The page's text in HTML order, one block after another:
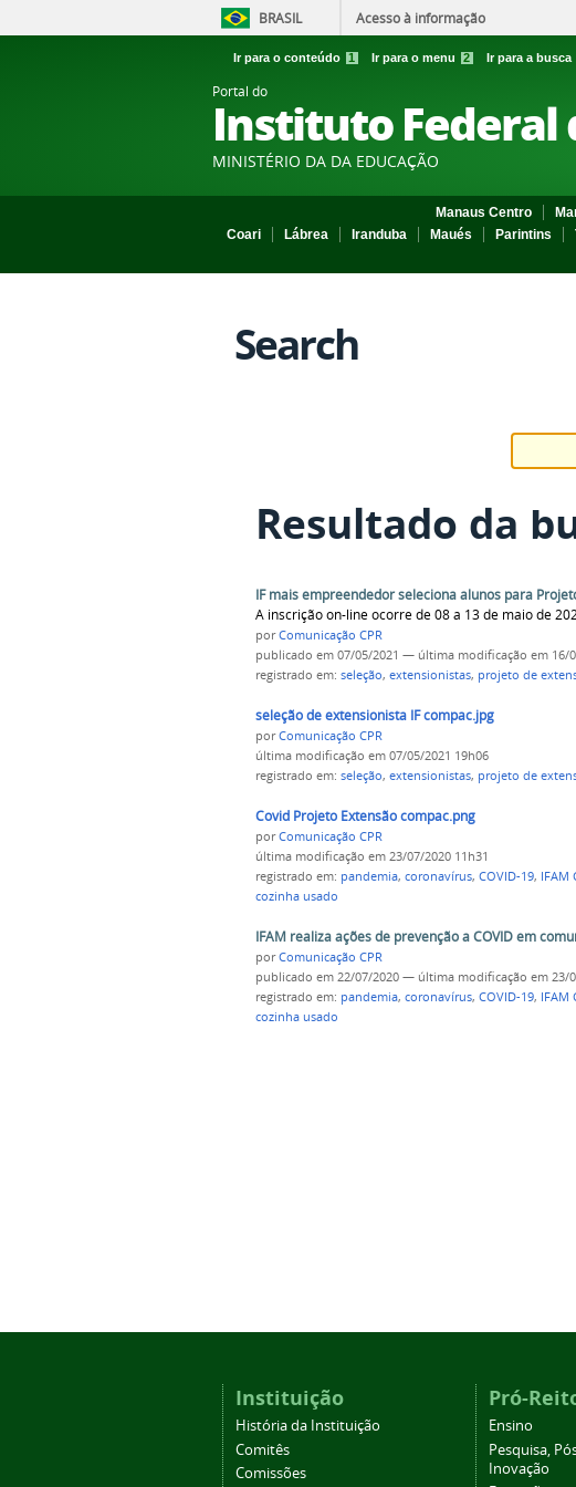
BRASIL Acesso à informação
Ir para o conteúdo 1 Ir para o menu 2 Ir para a busca
Portal do
Instituto Federal
MINISTÉRIO DA DA EDUCAÇÃO
Manaus Centro
Coari
Lábrea Iranduba Maués Parintins
Search
Resultado da
IF mais empreendedor seleciona alunos para
A inscrição on-line ocorre de 08 a 13 de maio de
porComunicação CPR
publicado em 07/05/2021 — última modificação em 16/
registrado em: seleção, extensionistas, projeto de
seleção de extensionista IF compac.jpg
porComunicação CPR
última modificação em 07/05/2021 19h06
registrado em: seleção, extensionistas, projeto de
Covid Projeto Extensão compac.png
porComunicação CPR
última modificação em 23/07/2020 11h31
registrado em: pandemia, coronavírus, COVID-19, IFAM
cozinha usado
IFAM realiza ações de prevenção a COVID em
porComunicação CPR
publicado em 22/07/2020 — última modificação em 23/
registrado em: pandemia, coronavírus, COVID-19, IFAM
cozinha usado
Instituição
História da Instituição
Comitês
Comissões
Pró-
Ensino
Pesquisa,
Inovação